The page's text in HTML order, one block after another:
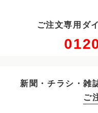
ご注文専用ダ
新聞・チラシ・雑
ご